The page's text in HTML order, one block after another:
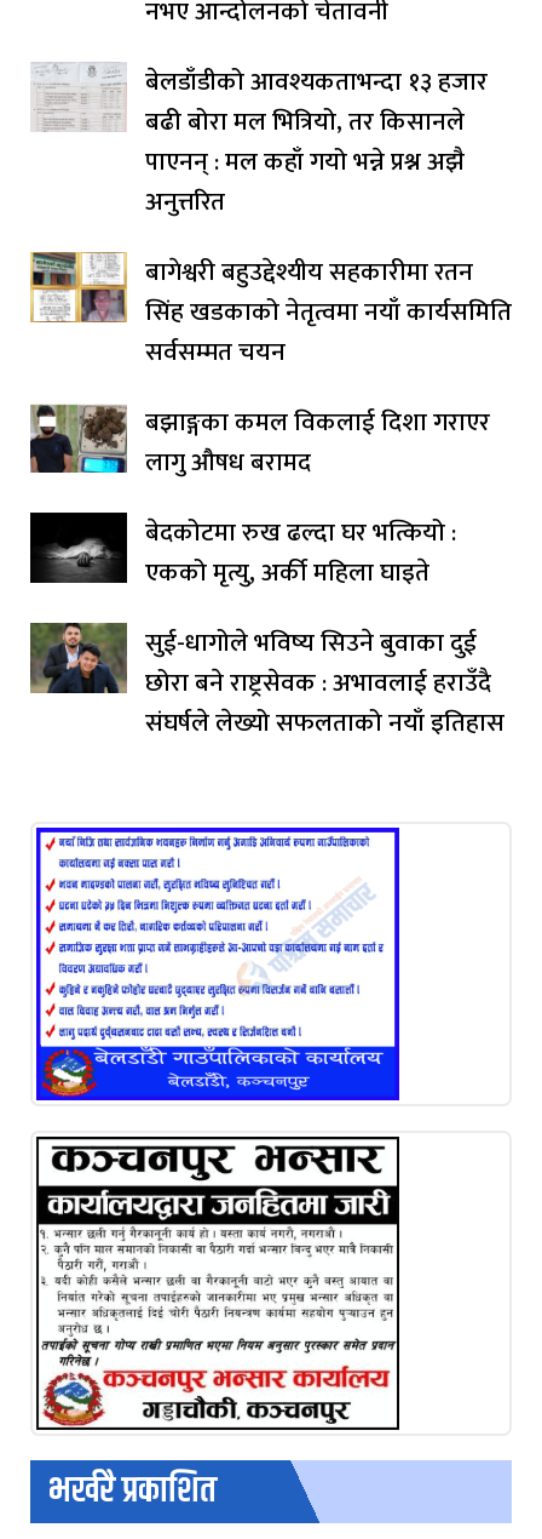
नभए आन्दोलनको चेतावनी
बेलडाँडीको आवश्यकताभन्दा १३ हजार
बढी बोरा मल भित्रियो, तर किसानले
पाएनन् : मल कहाँ गयो भन्ने प्रश्न अझै
अनुत्तरित
बागेश्वरी बहुउद्देश्यीय सहकारीमा रतन
सिंह खडकाको नेतृत्वमा नयाँ कार्यसमिति
सर्वसम्मत चयन
बझाङ्गका कमल विकलाई दिशा गराएर
लागु औषध बरामद
बेदकोटमा रुख ढल्दा घर भत्कियो :
एकको मृत्यु, अर्की महिला घाइते
सुई-धागोले भविष्य सिउने बुवाका दुई
छोरा बने राष्ट्रसेवक : अभावलाई हराउँदै
संघर्षले लेख्यो सफलताको नयाँ इतिहास
भर्खरै प्रकाशित